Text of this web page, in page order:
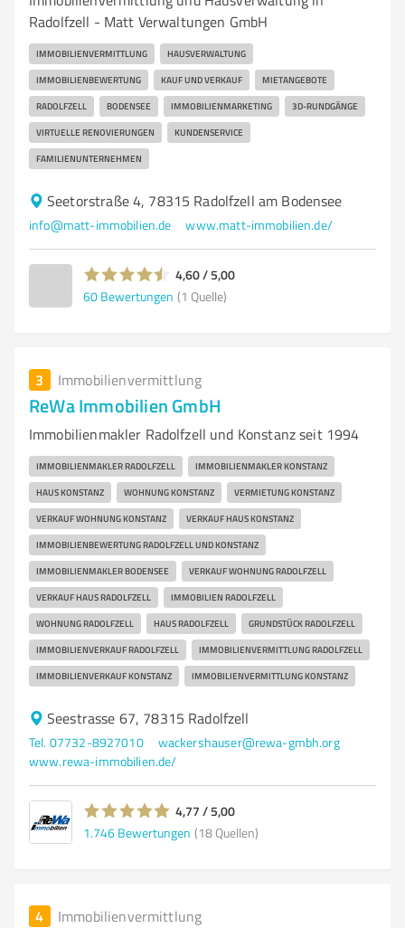
Radolfzell - Matt Verwaltungen GmbH
IMMOBILIENVERMITTLUNG HAUSVERWALTUNG
IMMOBILIENBEWERTUNG KAUF UND VERKAUF MIETANGEBOTE
RADOLFZELL BODENSEE IMMOBILIENMARKETING 3D-RUNDGÄNGE
VIRTUELLE RENOVIERUNGEN KUNDENSERVICE
FAMILIENUNTERNEHMEN
Seetorstraße 4, 78315 Radolfzell am Bodensee
info@matt-immobilien.de www.matt-immobilien.de/
4,60 / 5,00
60 Bewertungen (1 Quelle)
3 Immobilienvermittlung
ReWa Immobilien GmbH
Immobilienmakler Radolfzell und Konstanz seit 1994
IMMOBILIENMAKLER RADOLFZELL IMMOBILIENMAKLER KONSTANZ
HAUS KONSTANZ WOHNUNG KONSTANZ VERMIETUNG KONSTANZ
VERKAUF WOHNUNG KONSTANZ VERKAUF HAUS KONSTANZ
IMMOBILIENBEWERTUNG RADOLFZELL UND KONSTANZ
IMMOBILIENMAKLER BODENSEE VERKAUF WOHNUNG RADOLFZELL
VERKAUF HAUS RADOLFZELL IMMOBILIEN RADOLFZELL
WOHNUNG RADOLFZELL HAUS RADOLFZELL GRUNDSTÜCK RADOLFZELL
IMMOBILIENVERKAUF RADOLFZELL IMMOBILIENVERMITTLUNG RADOLFZELL
IMMOBILIENVERKAUF KONSTANZ IMMOBILIENVERMITTLUNG KONSTANZ
Seestrasse 67, 78315 Radolfzell
Tel. 07732-8927010
wackershauser@rewa-gmbh.org
www.rewa-immobilien.de/
4,77 / 5,00
1.746 Bewertungen (18 Quellen)
4 Immobilienvermittlung